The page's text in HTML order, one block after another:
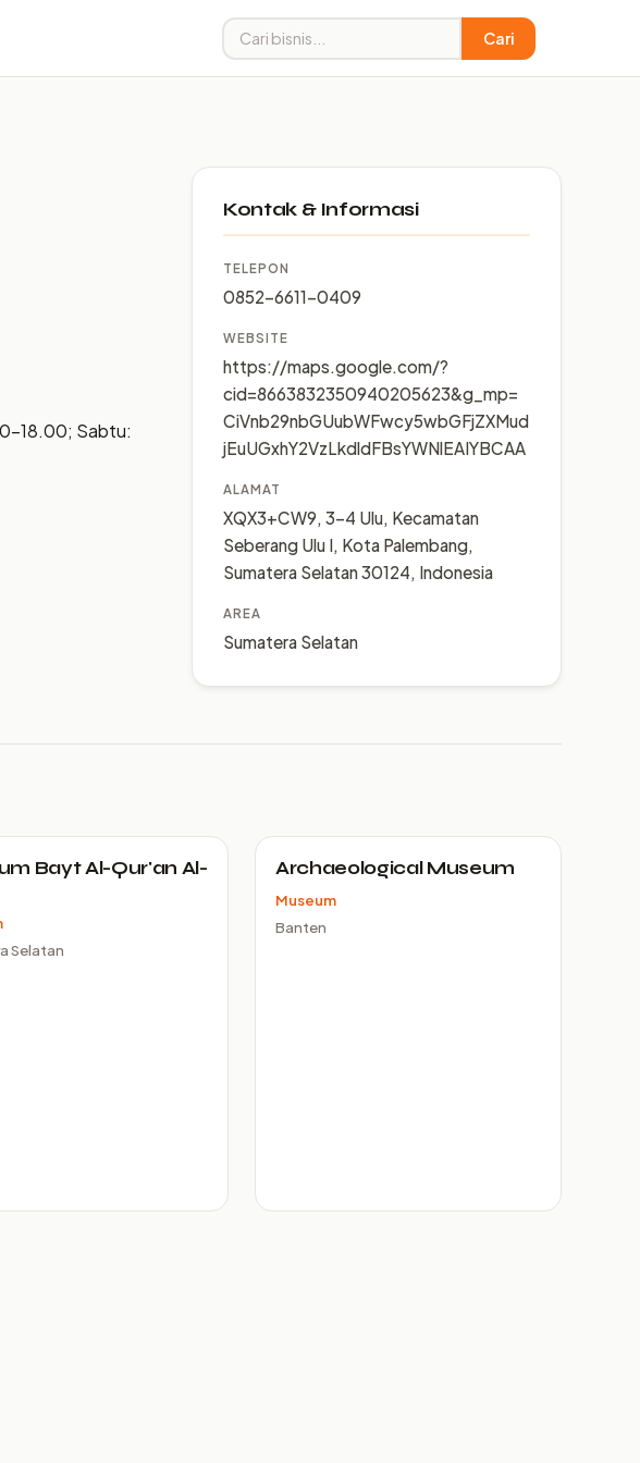
Cari
Sabtu:
Kontak & Informasi
TELEPON
0852-6611-0409
WEBSITE
https://maps.google.com/?
cid=8663832350940205623&g_mp=
CiVnb29nbGUubWFwcy5wbGFjZXMud
jEuUGxhY2VzLkdldFBsYWNlEAIYBCAA
ALAMAT
XQX3+CW9, 3-4 Ulu, Kecamatan
Seberang Ulu I, Kota Palembang,
Sumatera Selatan 30124, Indonesia
AREA
Sumatera Selatan
Bayt Al-Qur'an Al-
Selatan
Archaeological Museum
Museum
Banten